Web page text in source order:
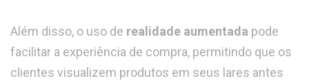
Além disso, o uso de realidade aumentada pode
facilitar a experiência de compra, permitindo que os
clientes visualizem produtos em seus lares antes